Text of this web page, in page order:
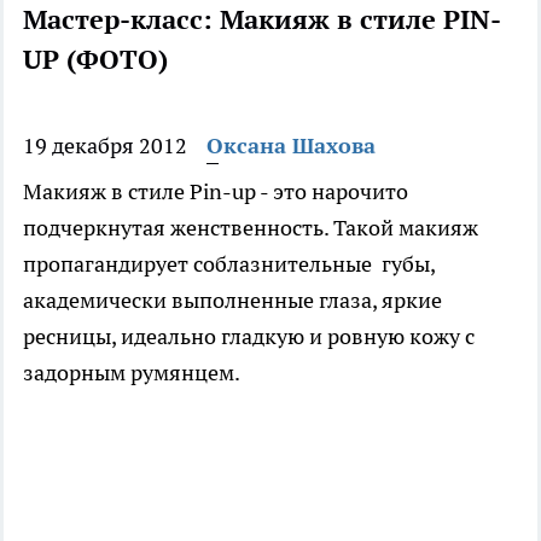
Мастер-класс: Макияж в стиле PIN-
UP (ФОТО)
19 декабря 2012
Оксана Шахова
Макияж в стиле Pin-up - это нарочито
подчеркнутая женственность. Такой макияж
пропагандирует соблазнительные губы,
академически выполненные глаза, яркие
ресницы, идеально гладкую и ровную кожу с
задорным румянцем.